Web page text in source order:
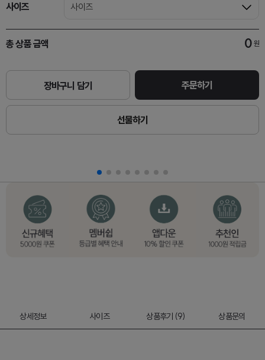
사이즈 사이즈
총 상품 금액 0 원
장바구니 담기 주문하기
선물하기
상세정보 사이즈 상품후기 (9) 상품문의